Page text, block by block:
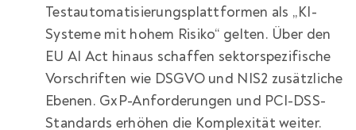
Testautomatisierungsplattformen als „KI-
Systeme mit hohem Risiko“ gelten. Über den
EU AI Act hinaus schaffen sektorspezifische
Vorschriften wie DSGVO und NIS2 zusätzliche
Ebenen. GxP-Anforderungen und PCI-DSS-
Standards erhöhen die Komplexität weiter.